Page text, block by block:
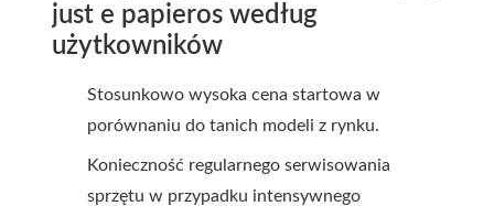
just e papieros według
użytkowników
Stosunkowo wysoka cena startowa w
porównaniu do tanich modeli z rynku.
Konieczność regularnego serwisowania
sprzętu w przypadku intensywnego